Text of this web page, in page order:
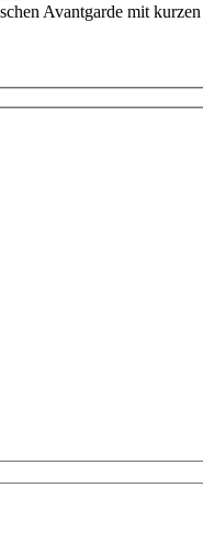
Avantgarde mit